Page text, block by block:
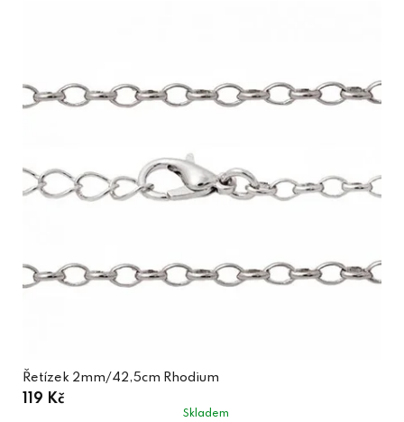
Řetízek 2mm/42,5cm Rhodium
119 Kč
Skladem